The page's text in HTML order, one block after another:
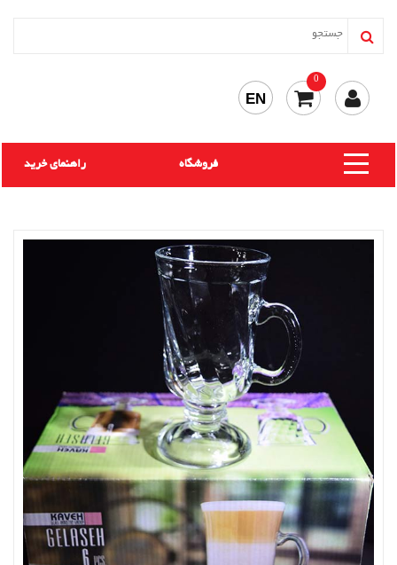
0
EN
راهنمای خرید فروشگاه